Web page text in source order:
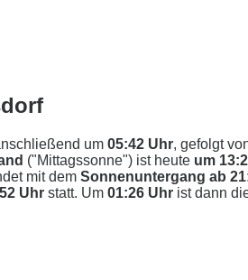
um 05:42 Uhr, gefolgt
("Mittagssonne") ist heute um
mit dem Sonnenuntergang ab
Uhr statt. Um 01:26 Uhr ist dann